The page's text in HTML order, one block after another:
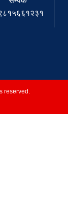
reserved.